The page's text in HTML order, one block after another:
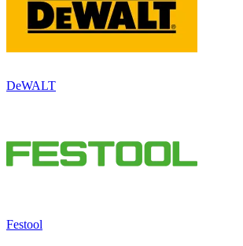
DeWALT
Festool